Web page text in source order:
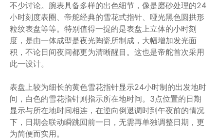
不少讨论。腕表具备多样的出色细节，像是磨砂处理的24
小时刻度表圈、帝舵经典的雪花式指针、哑光黑色圆拱形
粒纹表盘等等。特别值得一提的是表盘上立体的小时刻
度，是由一体成型是夜光陶瓷所制成，大幅增加发光面
积，不论日间夜间都更为清晰醒目。这也是帝舵首次采用
此一设计。
表盘上较为细长的黄色雪花指针显示24小时制的出发地时
间，白色的雪花指针则指示所在地时间。3点位置的日期
显示与所在地时间相连，在逆向倒退调时到午夜前的情况
下，日期会联动瞬跳回前一日，无需再单独调整日期，更
为简便而实用。